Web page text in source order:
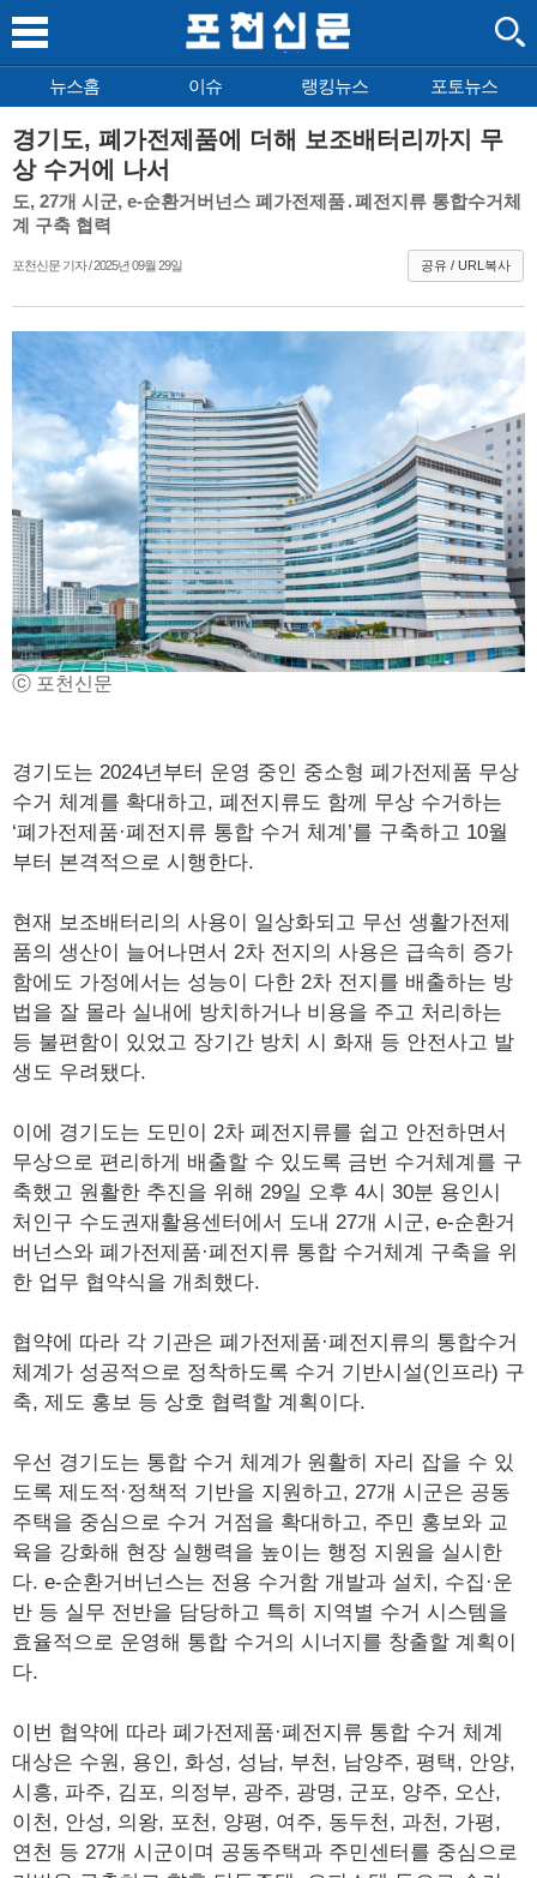
뉴스홈 이슈 랭킹뉴스 포토뉴스
경기도, 폐가전제품에 더해 보조배터리까지 무
상 수거에 나서
도, 27개 시군, e-순환거버넌스 폐가전제품․폐전지류 통합수거체
계 구축 협력
포천신문 기자 / 2025년 09월 29일 공유 / URL복사
ⓒ 포천신문
경기도는 2024년부터 운영 중인 중소형 폐가전제품 무상
수거 체계를 확대하고, 폐전지류도 함께 무상 수거하는
‘폐가전제품·폐전지류 통합 수거 체계’를 구축하고 10월
부터 본격적으로 시행한다.
현재 보조배터리의 사용이 일상화되고 무선 생활가전제
품의 생산이 늘어나면서 2차 전지의 사용은 급속히 증가
함에도 가정에서는 성능이 다한 2차 전지를 배출하는 방
법을 잘 몰라 실내에 방치하거나 비용을 주고 처리하는
등 불편함이 있었고 장기간 방치 시 화재 등 안전사고 발
생도 우려됐다.
이에 경기도는 도민이 2차 폐전지류를 쉽고 안전하면서
무상으로 편리하게 배출할 수 있도록 금번 수거체계를 구
축했고 원활한 추진을 위해 29일 오후 4시 30분 용인시
처인구 수도권재활용센터에서 도내 27개 시군, e-순환거
버넌스와 폐가전제품·폐전지류 통합 수거체계 구축을 위
한 업무 협약식을 개최했다.
협약에 따라 각 기관은 폐가전제품·폐전지류의 통합수거
체계가 성공적으로 정착하도록 수거 기반시설(인프라) 구
축, 제도 홍보 등 상호 협력할 계획이다.
우선 경기도는 통합 수거 체계가 원활히 자리 잡을 수 있
도록 제도적·정책적 기반을 지원하고, 27개 시군은 공동
주택을 중심으로 수거 거점을 확대하고, 주민 홍보와 교
육을 강화해 현장 실행력을 높이는 행정 지원을 실시한
다. e-순환거버넌스는 전용 수거함 개발과 설치, 수집·운
반 등 실무 전반을 담당하고 특히 지역별 수거 시스템을
효율적으로 운영해 통합 수거의 시너지를 창출할 계획이
다.
이번 협약에 따라 폐가전제품·폐전지류 통합 수거 체계
대상은 수원, 용인, 화성, 성남, 부천, 남양주, 평택, 안양,
시흥, 파주, 김포, 의정부, 광주, 광명, 군포, 양주, 오산,
이천, 안성, 의왕, 포천, 양평, 여주, 동두천, 과천, 가평,
연천 등 27개 시군이며 공동주택과 주민센터를 중심으로